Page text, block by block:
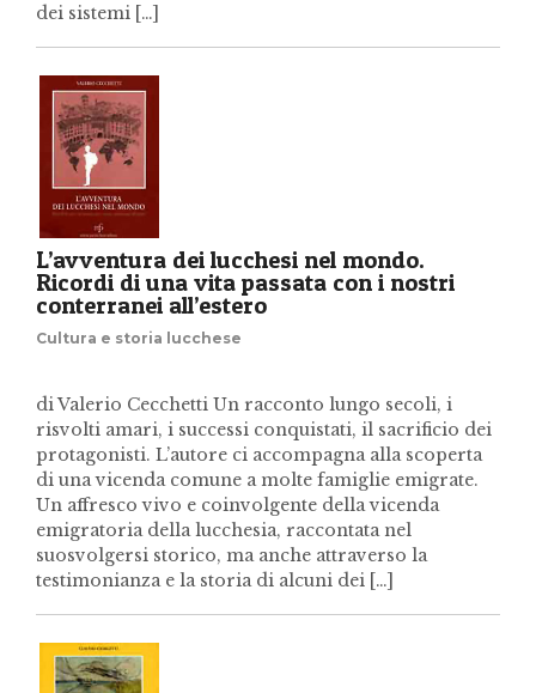
dei sistemi […]
L’avventura dei lucchesi nel mondo.
Ricordi di una vita passata con i nostri
conterranei all’estero
Cultura e storia lucchese
di Valerio Cecchetti Un racconto lungo secoli, i
risvolti amari, i successi conquistati, il sacrificio dei
protagonisti. L’autore ci accompagna alla scoperta
di una vicenda comune a molte famiglie emigrate.
Un affresco vivo e coinvolgente della vicenda
emigratoria della lucchesia, raccontata nel
suosvolgersi storico, ma anche attraverso la
testimonianza e la storia di alcuni dei […]